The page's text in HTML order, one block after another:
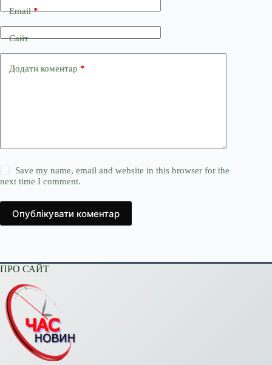
Email*
Сайт
Додати коментар *
Save my name, email and website in this browser for the
next time I comment.
Опублікувати коментар
ПРО САЙТ